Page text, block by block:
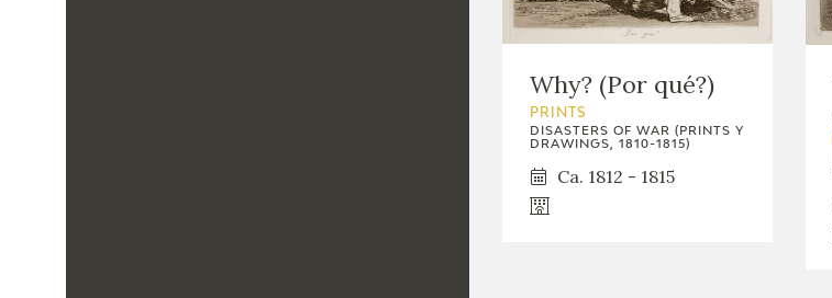
Why? (Por qué?)
PRINTS
DISASTERS OF WAR (PRINTS Y
DRAWINGS, 1810-1815)
Ca. 1812 - 1815